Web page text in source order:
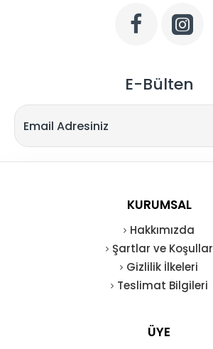
E-Bülten
KURUMSAL
Hakkımızda
Şartlar ve Koşullar
Gizlilik İlkeleri
Teslimat Bilgileri
ÜYE